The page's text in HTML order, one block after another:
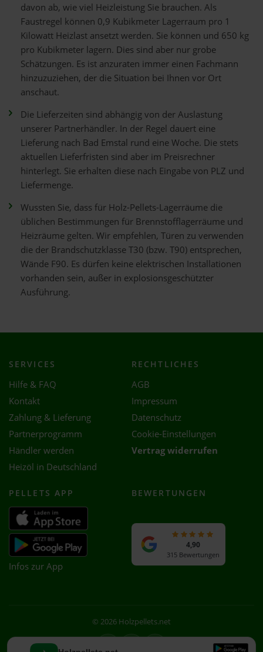
davon ab, wie viel Heizleistung Sie brauchen. Als
Faustregel können 0,9 Kubikmeter Lagerraum pro 1
Kilowatt Heizlast ansetzt werden. Sie können und 650 kg
pro Kubikmeter lagern. Dies sind aber nur grobe
Schätzungen. Es ist anzuraten immer einen Fachmann
hinzuzuziehen, der die Situation bei Ihnen vor Ort
anschaut.
Die Lieferzeiten sind abhängig von der Auslastung
unserer Partnerhändler. In der Regel dauert eine
Lieferung nach Bad Emstal rund eine Woche. Die stets
aktuellen Lieferfristen sind aber im Preisrechner
hinterlegt. Sie erhalten diese nach Eingabe von PLZ und
Liefermenge.
Wussten Sie, dass für Holz-Pellets-Lagerräume die
üblichen Bestimmungen für Brennstofflagerräume und
Heizräume gelten. Wir empfehlen, Türen zu verwenden
die der Brandschutzklasse T30 (bzw. T90) entsprechen,
Wände F90. Es dürfen keine elektrischen Installationen
vorhanden sein, außer in explosionsgeschützter
Ausführung.
SERVICES
Hilfe & FAQ
Kontakt
Zahlung & Lieferung
Partnerprogramm
Händler werden
Heizöl in Deutschland
RECHTLICHES
AGB
Impressum
Datenschutz
Cookie-Einstellungen
Vertrag widerrufen
PELLETS APP
Infos zur App
BEWERTUNGEN
4,90
315 Bewertungen
© 2026 Holzpellets.net
Facebook